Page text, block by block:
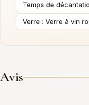
Temps de
Verre : Verre à vin
Avis